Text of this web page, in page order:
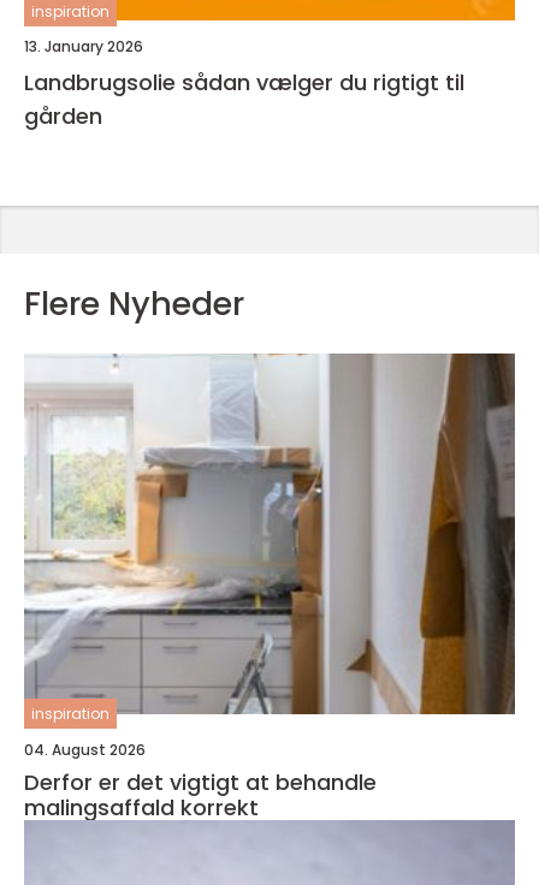
inspiration
13. January 2026
Landbrugsolie sådan vælger du rigtigt til
gården
Flere Nyheder
inspiration
04. August 2026
Derfor er det vigtigt at behandle
malingsaffald korrekt